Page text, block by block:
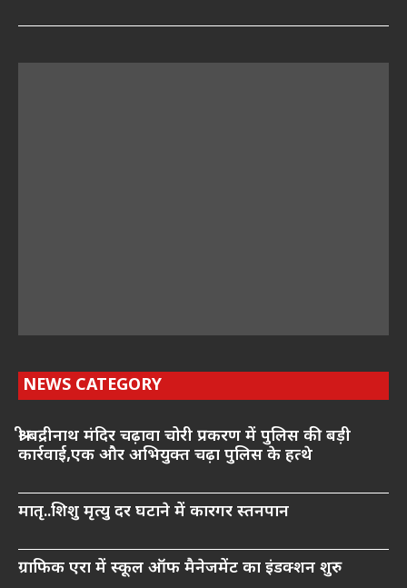
NEWS CATEGORY
श्री बद्रीनाथ मंदिर चढ़ावा चोरी प्रकरण में पुलिस की बड़ी
कार्रवाई,एक और अभियुक्त चढ़ा पुलिस के हत्थे
मातृ..शिशु मृत्यु दर घटाने में कारगर स्तनपान
ग्राफिक एरा में स्कूल ऑफ मैनेजमेंट का इंडक्शन शुरु